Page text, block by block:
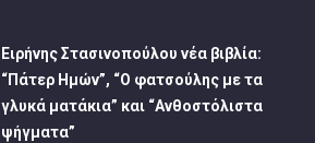
Ειρήνης Στασινοπούλου νέα βιβλία:
“Πάτερ Ημών”, “Ο φατσούλης με τα
γλυκά ματάκια” και “Ανθοστόλιστα
ψήγματα”